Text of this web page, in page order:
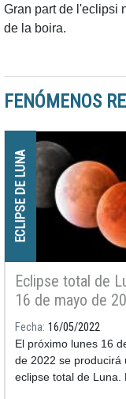
Gran part de l'eclipsi
de la boira.
FENÓMENOS
ECLIPSE DE LUNA
Eclipse total de
16 de mayo de
Fecha 16/05/2022
El próximo lunes 16
de 2022 se producirá
eclipse total de Luna.